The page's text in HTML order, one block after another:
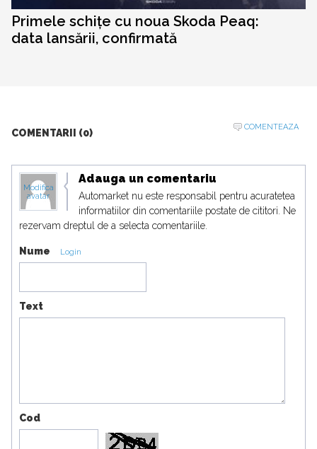
Primele schițe cu noua Skoda Peaq:
data lansării, confirmată
COMENTARII (0)
COMENTEAZA
Modifica
avatar
Adauga un comentariu
Automarket nu este responsabil pentru acuratetea
informatiilor din comentariile postate de cititori. Ne
rezervam dreptul de a selecta comentariile.
Nume Login
Text
Cod